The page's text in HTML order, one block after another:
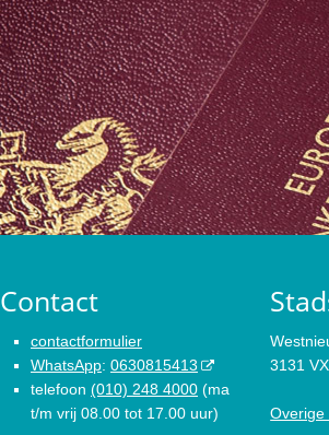
Contact
contactformulier
WhatsApp: 0630815413
telefoon (010) 248 4000 (ma
t/m vrij 08.00 tot 17.00 uur)
3131
Overige